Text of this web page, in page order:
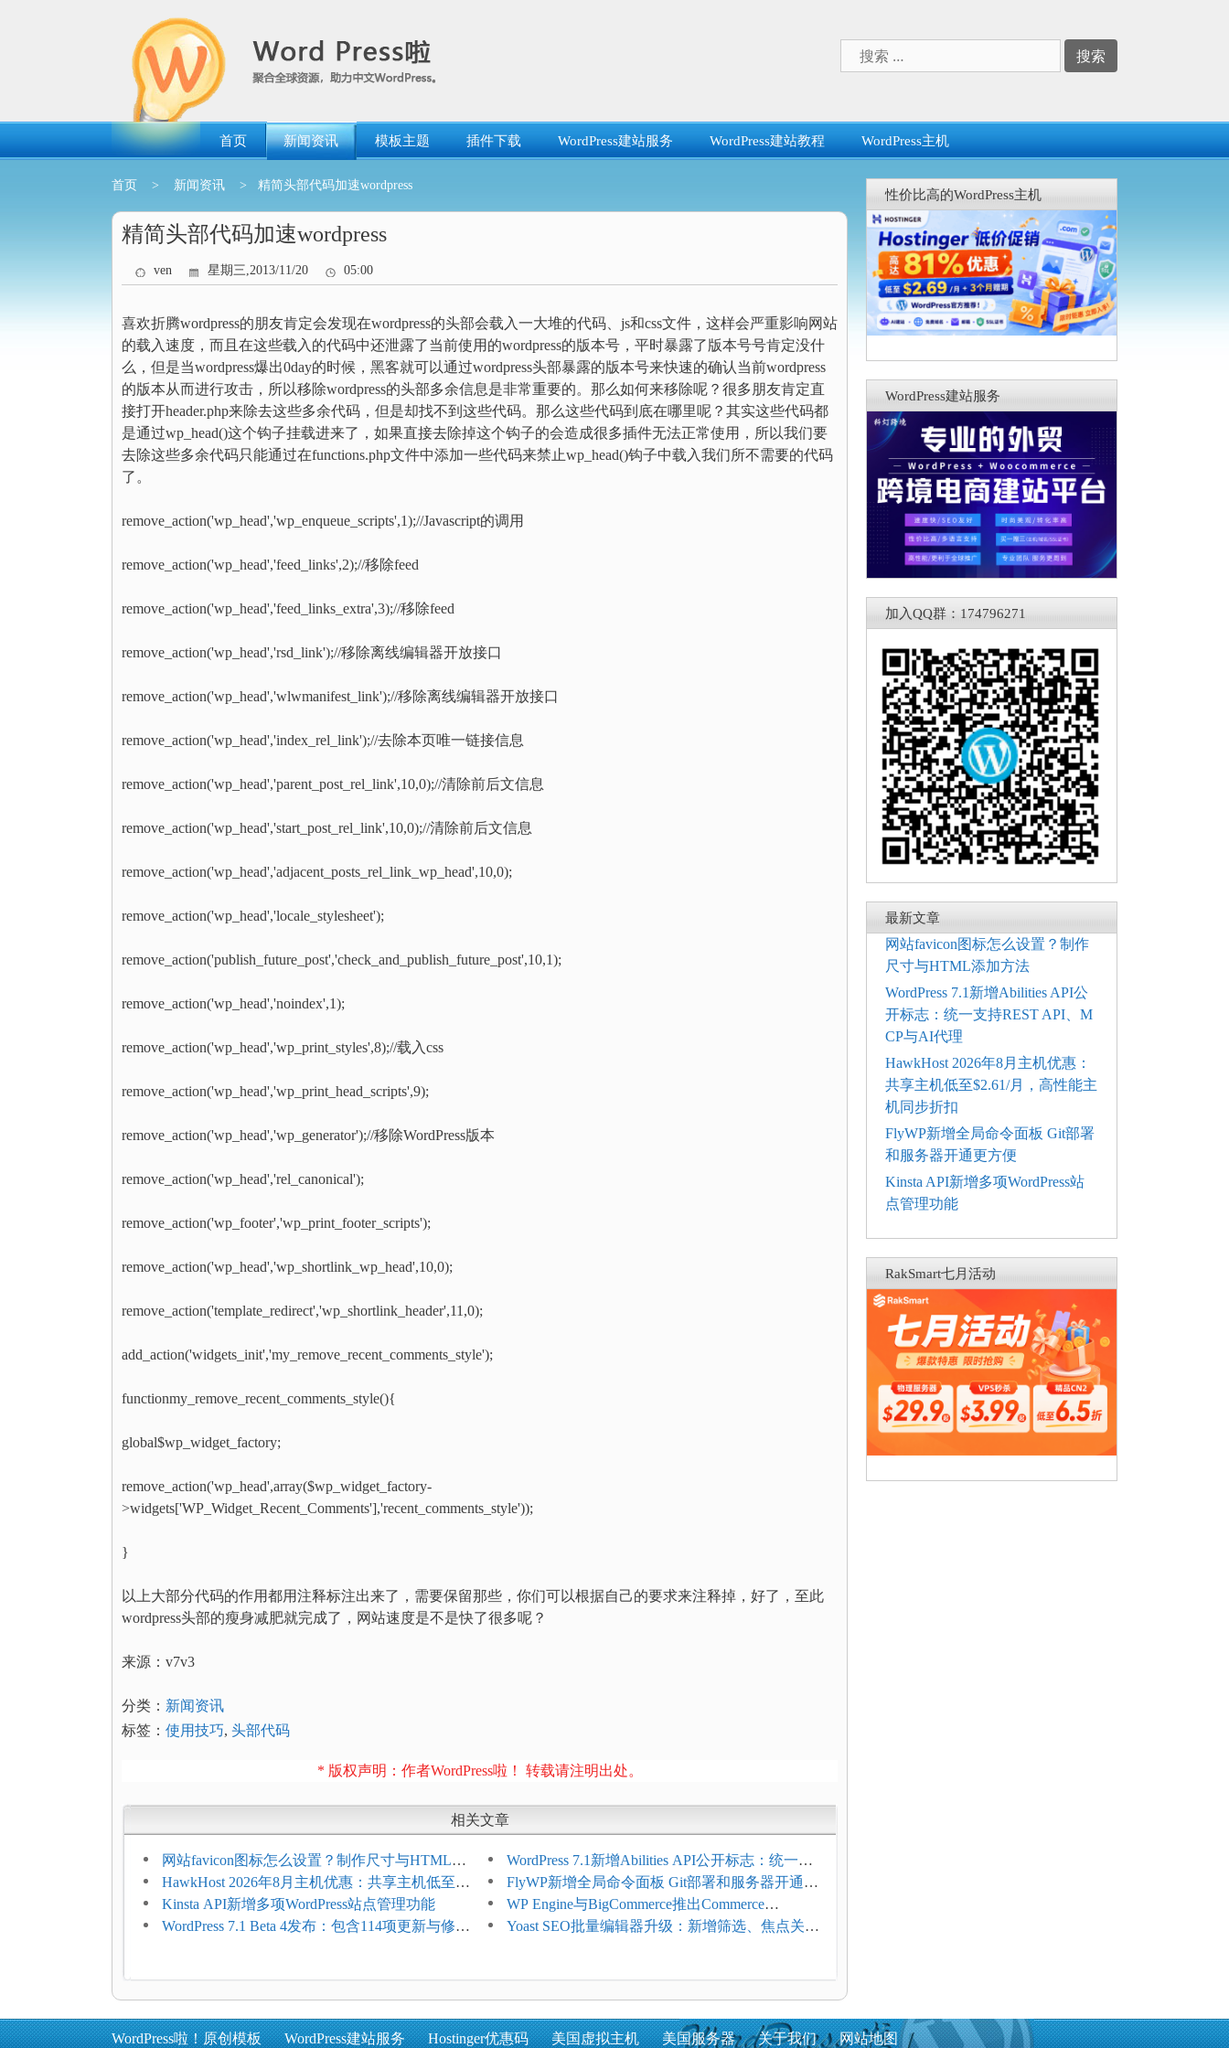
索：
首页 新闻资讯 模板主题 插件下载 WordPress建站服务 WordPress建站教程 WordPress主机
首页 > 新闻资讯 > 精简头部代码加速wordpress
精简头部代码加速wordpress
ven 星期三,2013/11/20 05:00
喜欢折腾wordpress的朋友肯定会发现在wordpress的头部会载入一大堆的代码、js和css文件，这样会严重影响网站
的载入速度，而且在这些载入的代码中还泄露了当前使用的wordpress的版本号，平时暴露了版本号号肯定没什
么，但是当wordpress爆出0day的时候，黑客就可以通过wordpress头部暴露的版本号来快速的确认当前wordpress
的版本从而进行攻击，所以移除wordpress的头部多余信息是非常重要的。那么如何来移除呢？很多朋友肯定直
接打开header.php来除去这些多余代码，但是却找不到这些代码。那么这些代码到底在哪里呢？其实这些代码都
是通过wp_head()这个钩子挂载进来了，如果直接去除掉这个钩子的会造成很多插件无法正常使用，所以我们要
去除这些多余代码只能通过在functions.php文件中添加一些代码来禁止wp_head()钩子中载入我们所不需要的代码
了。
remove_action('wp_head','wp_enqueue_scripts',1);//Javascript的调用
remove_action('wp_head','feed_links',2);//移除feed
remove_action('wp_head','feed_links_extra',3);//移除feed
remove_action('wp_head','rsd_link');//移除离线编辑器开放接口
remove_action('wp_head','wlwmanifest_link');//移除离线编辑器开放接口
remove_action('wp_head','index_rel_link');//去除本页唯一链接信息
remove_action('wp_head','parent_post_rel_link',10,0);//清除前后文信息
remove_action('wp_head','start_post_rel_link',10,0);//清除前后文信息
remove_action('wp_head','adjacent_posts_rel_link_wp_head',10,0);
remove_action('wp_head','locale_stylesheet');
remove_action('publish_future_post','check_and_publish_future_post',10,1);
remove_action('wp_head','noindex',1);
remove_action('wp_head','wp_print_styles',8);//载入css
remove_action('wp_head','wp_print_head_scripts',9);
remove_action('wp_head','wp_generator');//移除WordPress版本
remove_action('wp_head','rel_canonical');
remove_action('wp_footer','wp_print_footer_scripts');
remove_action('wp_head','wp_shortlink_wp_head',10,0);
remove_action('template_redirect','wp_shortlink_header',11,0);
add_action('widgets_init','my_remove_recent_comments_style');
functionmy_remove_recent_comments_style(){
global$wp_widget_factory;
remove_action('wp_head',array($wp_widget_factory-
>widgets['WP_Widget_Recent_Comments'],'recent_comments_style'));
}
以上大部分代码的作用都用注释标注出来了，需要保留那些，你们可以根据自己的要求来注释掉，好了，至此
wordpress头部的瘦身减肥就完成了，网站速度是不是快了很多呢？
来源：v7v3
分类： 新闻资讯
标签： 使用技巧, 头部代码
* 版权声明：作者WordPress啦！ 转载请注明出处。
相关文章
网站favicon图标怎么设置？制作尺寸与HTML添
加方法
WordPress 7.1新增Abilities API公开标志：统一支
持REST API、MCP与AI代理
HawkHost 2026年8月主机优惠：共享主机低至
$2.61/月，高性能主机同步折扣
FlyWP新增全局命令面板 Git部署和服务器开通更
方便
Kinsta API新增多项WordPress站点管理功能
WP Engine与BigCommerce推出Commerce
Connect：WordPress商店可保留前台体验并扩展电
WordPress 7.1 Beta 4发布：包含114项更新与修
Yoast SEO批量编辑器升级：新增筛选、焦点关键
性价比高的WordPress主机
WordPress建站服务
加入QQ群：174796271
最新文章
网站favicon图标怎么设置？制作
尺寸与HTML添加方法
WordPress 7.1新增Abilities API公
开标志：统一支持REST API、M
CP与AI代理
HawkHost 2026年8月主机优惠：
共享主机低至$2.61/月，高性能主
机同步折扣
FlyWP新增全局命令面板 Git部署
和服务器开通更方便
Kinsta API新增多项WordPress站
点管理功能
RakSmart七月活动
WordPress啦！原创模板 WordPress建站服务 Hostinger优惠码 美国虚拟主机 美国服务器 关于我们 网站地图